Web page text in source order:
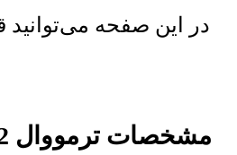
در این صفحه می‌توانید
مشخصات ترمووال 12 سانت کد 1250 سفید براق